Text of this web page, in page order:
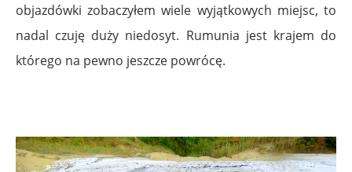
objazdówki zobaczyłem wiele wyjątkowych miejsc, to
nadal czuję duży niedosyt. Rumunia jest krajem do
którego na pewno jeszcze powrócę.